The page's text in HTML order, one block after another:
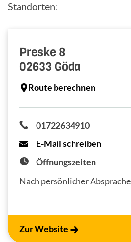
Standorten:
Preske 8
02633 Göda
Route berechnen
01722634910
E-Mail schreiben
Öffnungszeiten
Nach persönlicher Absprache
Zur Website